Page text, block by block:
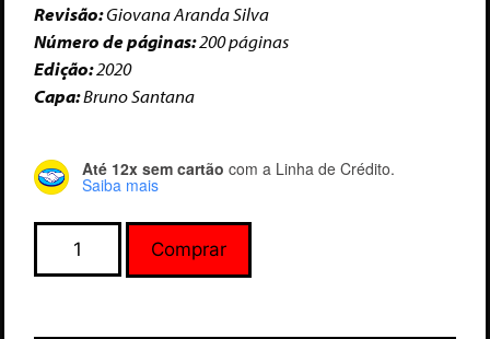
Revisão:Giovana Aranda Silva
Número de páginas:200 páginas
Edição:2020
Capa:Bruno Santana
Até 12x sem cartão com a Linha de Crédito.
Saiba mais
Comprar